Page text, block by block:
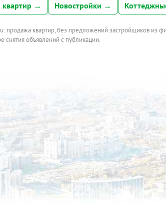
→ Новостройки →
продажа квартир, без предложений застройщиков
снятия объявлений с публикации.